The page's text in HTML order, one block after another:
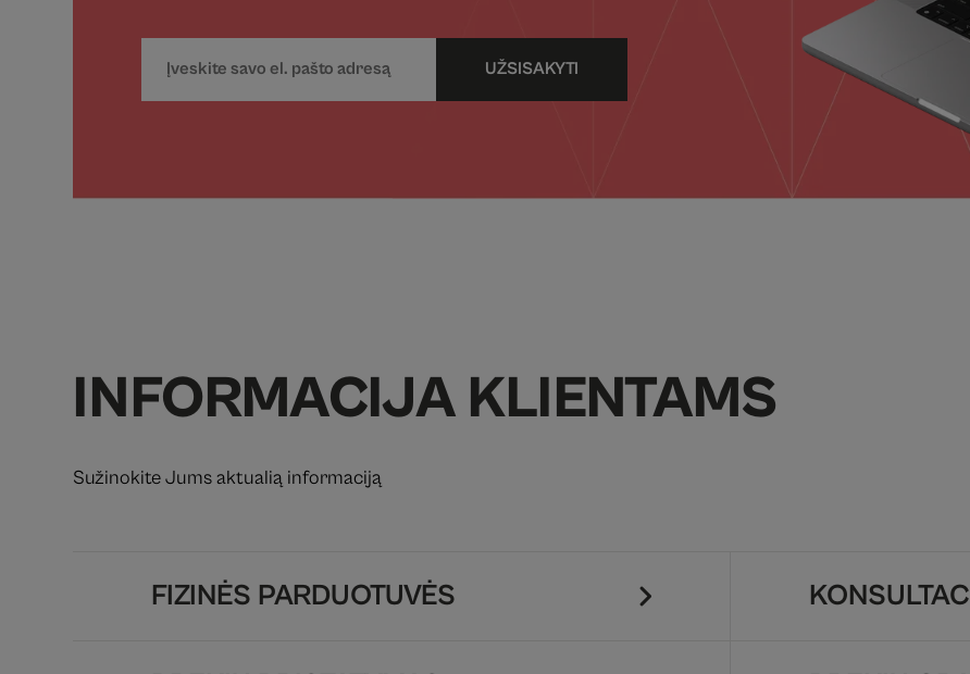
UŽSISAKYTI
INFORMACIJA KLIENTAMS
Sužinokite Jums aktualią informaciją
FIZINĖS PARDUOTUVĖS